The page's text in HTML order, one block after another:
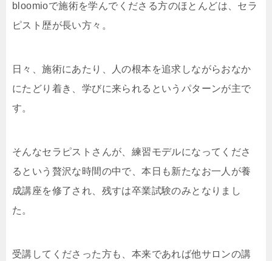
bloomioで施術を学んでくださる方のほとんどは、セラ
ピスト歴が長い方々。
日々、施術にあたり、人の根本を追求しながらおなか
にたどり着き、学びに来られるというパターンが主で
す。
そんなセラピストさんが、練習モデルになってくださ
るという贅沢な時間の中で、本日も新たなお一人が養
成講座を修了され、残すは卒業試験のみとなりまし
た。
受講してくださった方も、本来であれば他サロンの講